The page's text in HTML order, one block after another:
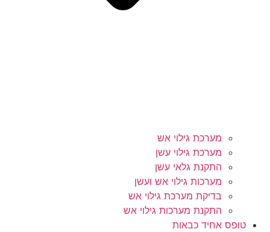
מערכת גילוי אש
מערכת גילוי עשן
התקנת גלאי עשן
מערכות גילוי אש ועשן
בדיקת מערכת גילוי אש
התקנת מערכות גילוי אש
טופס אחיד כבאות